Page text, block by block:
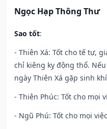
Ngọc Hạp Thông Thư
Sao tốt:
- Thiên Xá: Tốt cho tế tự,
chỉ kiêng kỵ động thổ.
ngày Thiên Xá gặp sinh
- Thiên Phúc: Tốt cho mọi
- Ngũ Phú: Tốt cho mọi